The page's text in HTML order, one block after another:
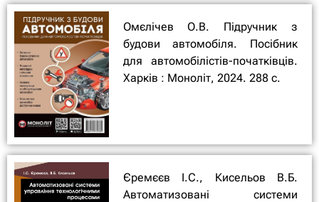
Омєлічев О.В. Підручник з
будови автомобіля. Посібник
для автомобілістів-початківців.
Харків : Моноліт, 2024. 288 с.
Єремєєв І.С., Кисельов В.Б.
Автоматизовані системи